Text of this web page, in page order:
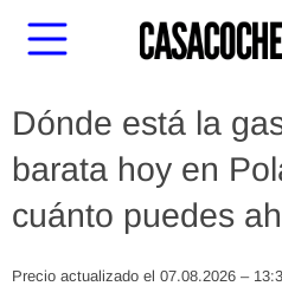
Dónde está la
barata hoy en
cuánto puedes
Precio actualizado el 07.08.2026 –